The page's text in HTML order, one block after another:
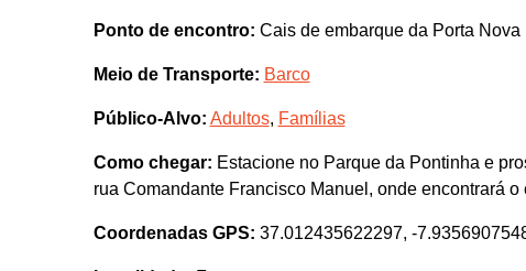
Ponto de encontro: Cais de embarque da Porta Nova
Meio de Transporte: Barco
Público-Alvo: Adultos, Famílias
Como chegar: Estacione no Parque da Pontinha e
rua Comandante Francisco Manuel, onde encontrará
Coordenadas GPS: 37.012435622297, -